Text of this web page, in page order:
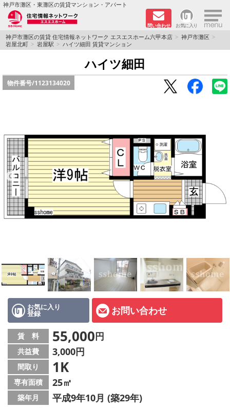
神戸市灘区・東灘区の賃貸マンション・アパート
問い合わせ お気に入り ×
TOPページ
学生さん向け物件
ペット飼育可物件
路線·駅から探す
地域から探す
地図から探す
メールでお問い合わせ
神戸市灘区の賃貸 住宅情報ネットワーク エスエスホーム六甲本店
神戸市灘区
岩屋北町
岩屋駅 ハイツ細田 賃貸マンション
ハイツ細田
物件番号/1123134020
お気に入り
登録 お問い合わせ
賃 料 55,000円
共益費 3,000円
間取り 1K
専有面積 25㎡
築年月 平成9年10月 (築29年)